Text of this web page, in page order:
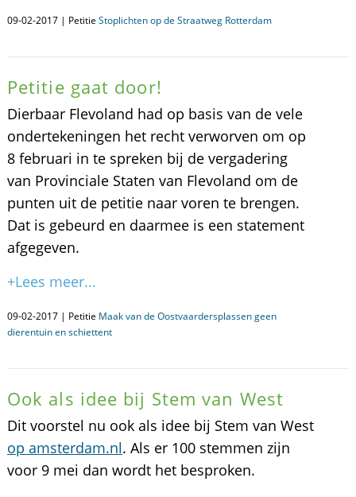
09-02-2017 | Petitie Stoplichten op de Straatweg Rotterdam
Petitie gaat door!
Dierbaar Flevoland had op basis van de vele
ondertekeningen het recht verworven om op
8 februari in te spreken bij de vergadering
van Provinciale Staten van Flevoland om de
punten uit de petitie naar voren te brengen.
Dat is gebeurd en daarmee is een statement
afgegeven.
+Lees meer...
09-02-2017 | Petitie Maak van de Oostvaardersplassen geen
dierentuin en schiettent
Ook als idee bij Stem van West
Dit voorstel nu ook als idee bij Stem van West
op amsterdam.nl. Als er 100 stemmen zijn
voor 9 mei dan wordt het besproken.